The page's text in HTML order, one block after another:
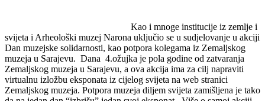
Kao i mnoge institucije iz zemlje i
svijeta i Arheološki muzej Narona uključio se u sudjelovanje u akciji
Dan muzejske solidarnosti, kao potpora kolegama iz Zemaljskog
muzeja u Sarajevu. Dana 4.ožujka je pola godine od zatvaranja
Zemaljskog muzeja u Sarajevu, a ova akcija ima za cilj napraviti
virtualnu izložbu eksponata iz cijelog svijeta na web stranici
Zemaljskog muzeja. Potpora muzeja diljem svijeta zamišljena je tako